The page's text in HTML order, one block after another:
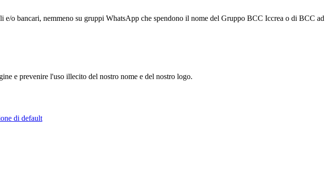
o bancari, nemmeno su gruppi WhatsApp che spendono il nome del Gruppo BCC Iccrea o di BCC ad
e prevenire l'uso illecito del nostro nome e del nostro logo.
di default